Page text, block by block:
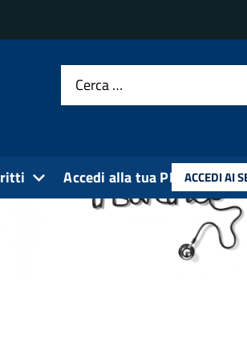
Cerca …
ACCEDI AI
Accedi alla tua PEC